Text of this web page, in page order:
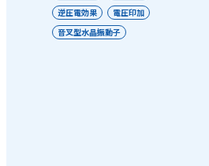
逆圧電効果
電圧印加
音叉型水晶振動子